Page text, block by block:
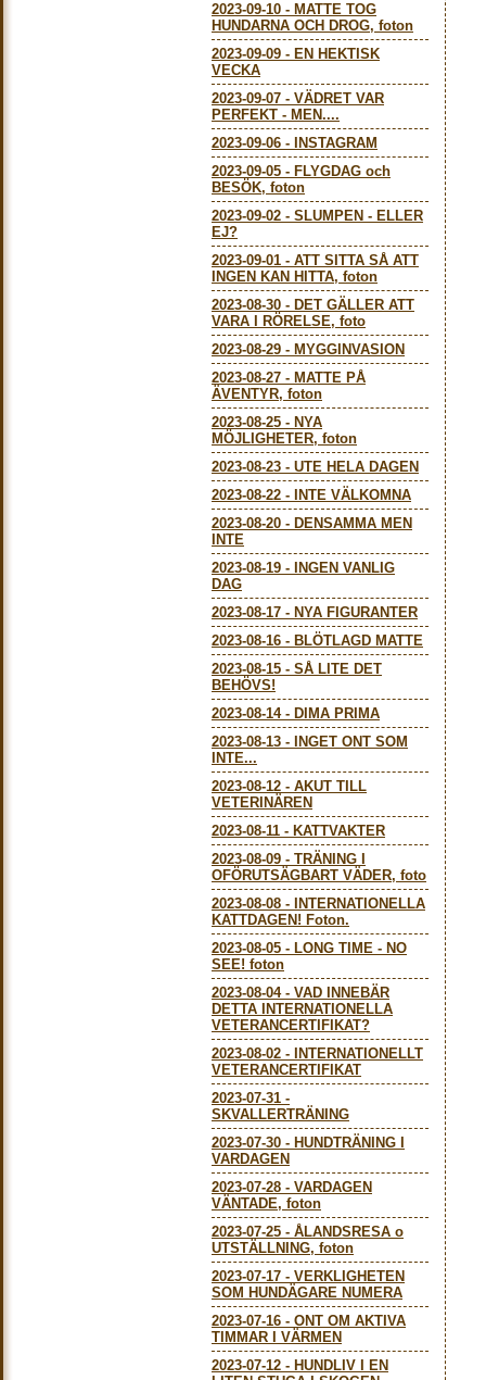
2023-09-10 - MATTE TOG
HUNDARNA OCH DROG, foton
2023-09-09 - EN HEKTISK
VECKA
2023-09-07 - VÄDRET VAR
PERFEKT - MEN....
2023-09-06 -
INSTAGRAM
2023-09-05 - FLYGDAG och
BESÖK, foton
2023-09-02 - SLUMPEN - ELLER
EJ?
2023-09-01 - ATT SITTA SÅ ATT
INGEN KAN HITTA, foton
2023-08-30 - DET GÄLLER ATT
VARA I RÖRELSE, foto
2023-08-29 - MYGGINVASION
2023-08-27 - MATTE PÅ
ÄVENTYR, foton
2023-08-25 - NYA
MÖJLIGHETER, foton
2023-08-23 - UTE HELA DAGEN
2023-08-22 -
INTE VÄLKOMNA
2023-08-20 - DENSAMMA MEN
INTE
2023-08-19 -
INGEN VANLIG
DAG
2023-08-17 - NYA FIGURANTER
2023-08-16 - BLÖTLAGD MATTE
2023-08-15 - SÅ LITE DET
BEHÖVS!
2023-08-14- DIMA PRIMA
2023-08-13 -
INGET ONT SOM
INTE...
2023-08-12 - AKUT TILL
VETERINÄREN
2023-08-11 - KATTVAKTER
2023-08-09 - TRÄNING I
OFÖRUTSÄGBART VÄDER, foto
2023-08-08 -
INTERNATIONELLA
KATTDAGEN! Foton.
2023-08-05 - LONG TIME - NO
SEE! foton
2023-08-04- VAD INNEBÄR
DETTA INTERNATIONELLA
VETERANCERTIFIKAT?
2023-08-02 -
INTERNATIONELLT
VETERANCERTIFIKAT
2023-07-31 -
SKVALLERTRÄNING
2023-07-30 - HUNDTRÄNING I
VARDAGEN
2023-07-28 - VARDAGEN
VÄNTADE, foton
2023-07-25 - ÅLANDSRESA o
UTSTÄLLNING, foton
2023-07-17 - VERKLIGHETEN
SOM HUNDÄGARE NUMERA
2023-07-16 - ONT OM AKTIVA
TIMMAR I VÄRMEN
2023-07-12 - HUNDLIV I EN